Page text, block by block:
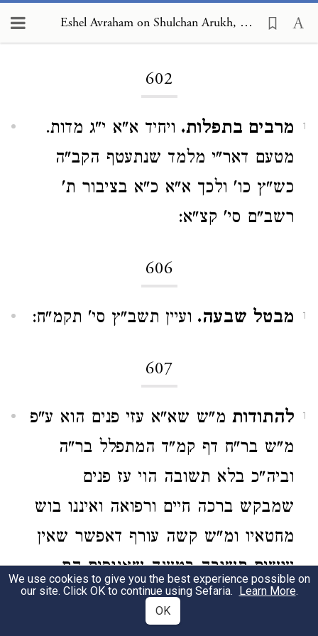
Eshel Avraham on Shulchan Arukh, Orach Chayim 602
602
1 מרבים בתפלות. ויחיד א"א י"ג מדות.
מטעם דאר"י מלמד שנתעטף הקב"ה
כש"ץ כו' ולכך א"א כ"א בציבור ת'
רשב"ם סי' קצ"א:
606
1 מבטל שבעה. ועיין תשב"ץ סי' תקמ"ח:
607
1 להתודות מ"ש שא"א עזי פנים הוא ע"פ
מ"ש בר"ח דף קמ"ד המתפלל בר"ה
וביה"כ בלא תשובה הוי עז פנים
שמבקש ברכה חיים ורפואה ואיננו בוש
מחטאיו ומ"ש קשה עורף דאפשר שאין
עושים תשובה בטענה שאנוסים הם
מחמת יצרם וזהו מאמר צדיקים אנחנו
לז"א שא"א ק"ע דאף שברא יצה"ר ברא
We use cookies to give you the best experience possible on
our site. Click OK to continue using Sefaria. Learn More.
OK